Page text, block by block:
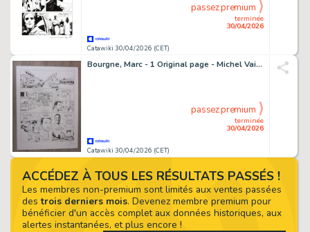
Catawiki 30/04/2026 (CET)
terminée
30/04/2026
passez premium
Bourgne, Marc - 1 Original page - Michel Vaillant - Nouvelle Saison T5, Renaissance, planche 18 - 2016
Catawiki 30/04/2026 (CET)
terminée
30/04/2026
passez premium
ACCÉDEZ À TOUS LES RÉSULTATS PASSÉS !
Les membres non-premium sont limités aux ventes passées
destrois derniers mois. Devenez membre premium pour
bénéficier d'un accès complet aux données historiques, aux
alertes instantanées, et plus encore !